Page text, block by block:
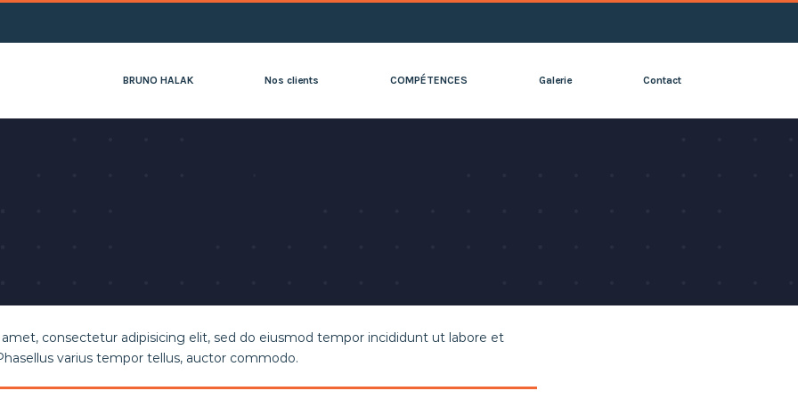
BRUNO HALAK Nos clients COMPÉTENCES Galerie Contact
consectetur adipisicing elit, sed do eiusmod tempor incididunt ut labore et
varius tempor tellus, auctor commodo.